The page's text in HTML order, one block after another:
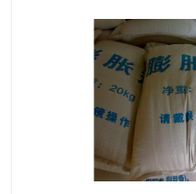
自流平水泥
瓷砖粘合剂
高延性混凝土